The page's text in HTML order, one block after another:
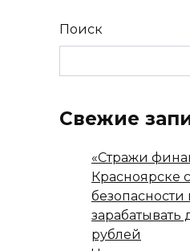
Поиск
Свежие
«Стражи
Красноярске
безопасности
зарабатывать
рублей